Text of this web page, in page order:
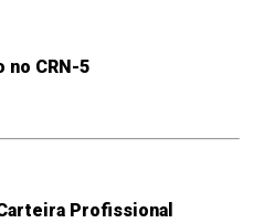
CRN-5
Profissional